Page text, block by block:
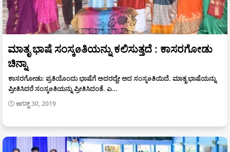
ಮಾತೃ ಭಾಷೆ ಸಂಸ್ಕøತಿಯನ್ನು ಕಲಿಸುತ್ತದೆ : ಕಾಸರಗೋಡು
ಚಿನ್ನಾ
ಕಾಸರಗೋಡು: ಪ್ರತಿಯೊಂದು ಭಾಷೆಗೆ ಅದರದ್ದೇ ಆದ ಸಂಸ್ಕøತಿಯಿದೆ. ಮಾತೃ ಭಾಷೆಯನ್ನು
ಪ್ರೀತಿಸಿದರೆ ಸಂಸ್ಕøತಿಯನ್ನು ಪ್ರೀತಿಸಿದಂತೆ. ಎ…
ಆಗಸ್ಟ್ 30, 2019